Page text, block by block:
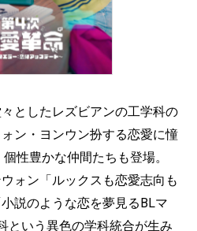
としたレズビアンの工学科の
ン・ヨンウン扮する恋愛に憧
性豊かな仲間たちも登場。
ォン「ルックスも恋愛志向も
説のような恋を夢見るBLマ
という異色の学科統合が生み